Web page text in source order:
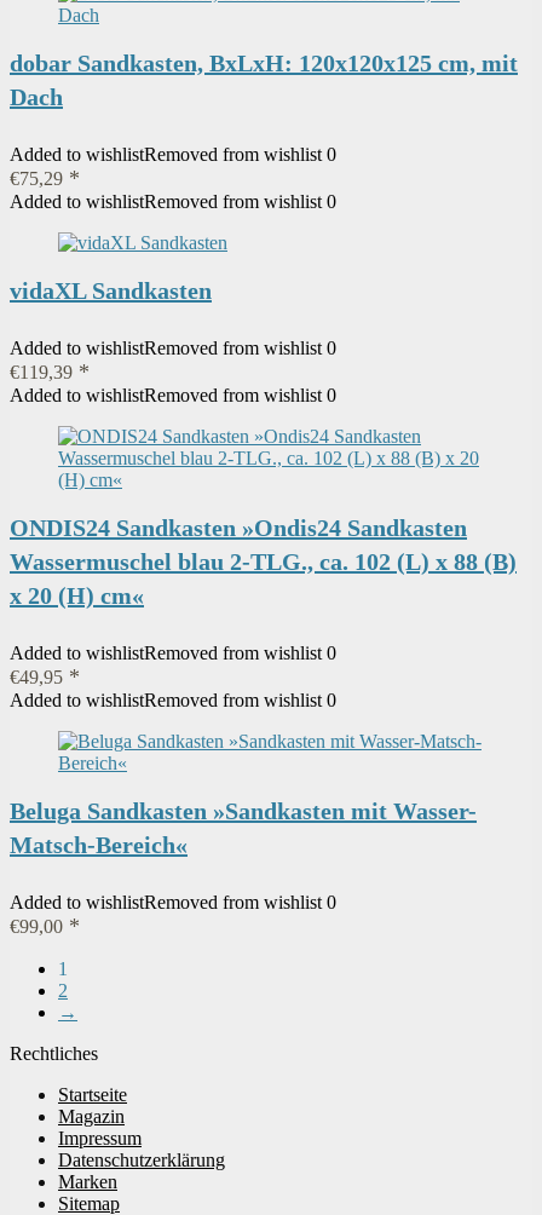
dobar Sandkasten, BxLxH: 120x120x125 cm, mit
Dach
Added to wishlistRemoved from wishlist 0
€75,29
Added to wishlistRemoved from wishlist 0
vidaXL Sandkasten
Added to wishlistRemoved from wishlist 0
€119,39
Added to wishlistRemoved from wishlist 0
ONDIS24 Sandkasten »Ondis24 Sandkasten
Wassermuschel blau 2-TLG., ca. 102 (L) x 88 (B)
x 20 (H) cm«
Added to wishlistRemoved from wishlist 0
€49,95
Added to wishlistRemoved from wishlist 0
Beluga Sandkasten »Sandkasten mit Wasser-
Matsch-Bereich«
Added to wishlistRemoved from wishlist 0
€99,00
1
2
→
Rechtliches
Startseite
Magazin
Impressum
Datenschutzerklärung
Marken
Sitemap